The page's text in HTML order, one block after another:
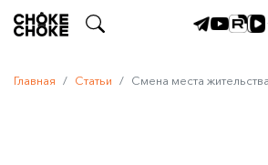
Главная Статьи Смена места